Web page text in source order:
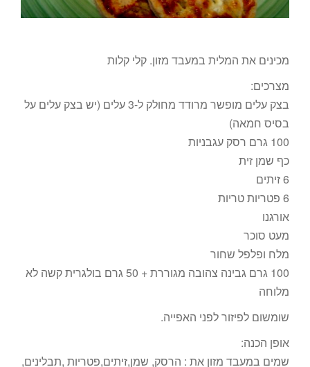
מכינים את המלית במעבד מזון. קלי קלות
מצרכים:
בצק עלים מופשר מרודד מחולק ל-3 עלים (יש בצק עלים על
בסיס חמאה)
100 גרם רסק עגבניות
כף שמן זית
6 זיתים
6 פטריות טריות
אורגנו
מעט סוכר
מלח ופלפל שחור
100 גרם גבינה צהובה מגוררת + 50 גרם בולגרית קשה לא
מלוחה
שומשום לפיזור לפני האפייה.
אופן הכנה:
שמים במעבד מזון את : הרסק, שמן,זיתים,פטריות ,תבלינים,